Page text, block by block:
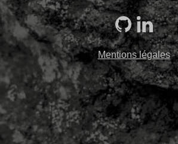
GitHubLinkedIn
Mentions légales